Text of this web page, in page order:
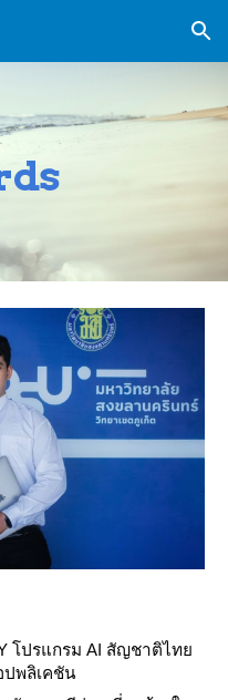
Skip to navigation
โปรแกรม AI สัญชาติไทย
ปพลิเคชัน